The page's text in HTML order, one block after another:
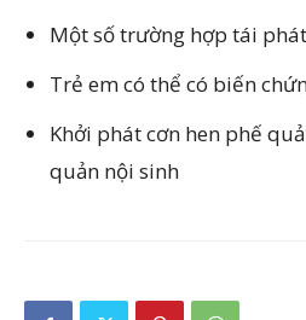
Một số trường hợp tái
Trẻ em có thể có biến
Khởi phát cơn hen phế
quản nội sinh